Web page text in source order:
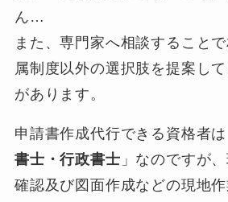
ん…
また、専門家へ相談すること
属制度以外の選択肢を提案し
があります。
申請書作成代行できる資格者
書士・行政書士 」なのですが
確認及び図面作成などの現地